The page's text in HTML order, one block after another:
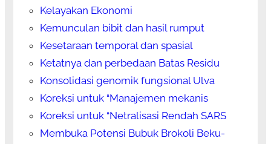
Kelayakan Ekonomi
Kemunculan bibit dan hasil rumput
Kesetaraan temporal dan spasial
Ketatnya dan perbedaan Batas Residu
Konsolidasi genomik fungsional Ulva
Koreksi untuk “Manajemen mekanis
Koreksi untuk “Netralisasi Rendah SARS
Membuka Potensi Bubuk Brokoli Beku-